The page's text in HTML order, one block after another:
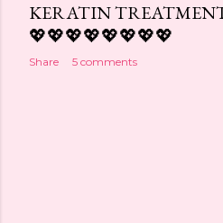
KERATIN
💖💖💖💖💖💖💖💖
Share 5 comments